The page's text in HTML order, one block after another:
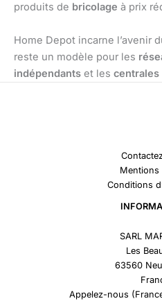
produits de bricolage à prix
Home Depot incarne l’avenir
reste un modèle pour les
indépendants et les centrales
Mentions
Conditions
SARL
Les
63560
Appelez-nous